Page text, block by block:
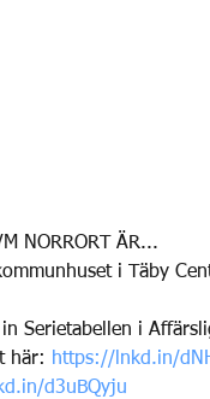
NORRORT ÄR...
i Täby
Serietabellen i
här: https://lnkd.in/
d3uBQyju